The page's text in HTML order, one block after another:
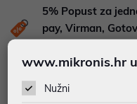
5% Popust za
pay, Virman,
DOSTUPNOST NA UPIT
Pošaljite upit na
www.mikronis.hr
Nužni